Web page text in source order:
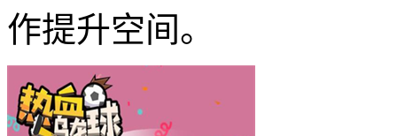
作提升空间。